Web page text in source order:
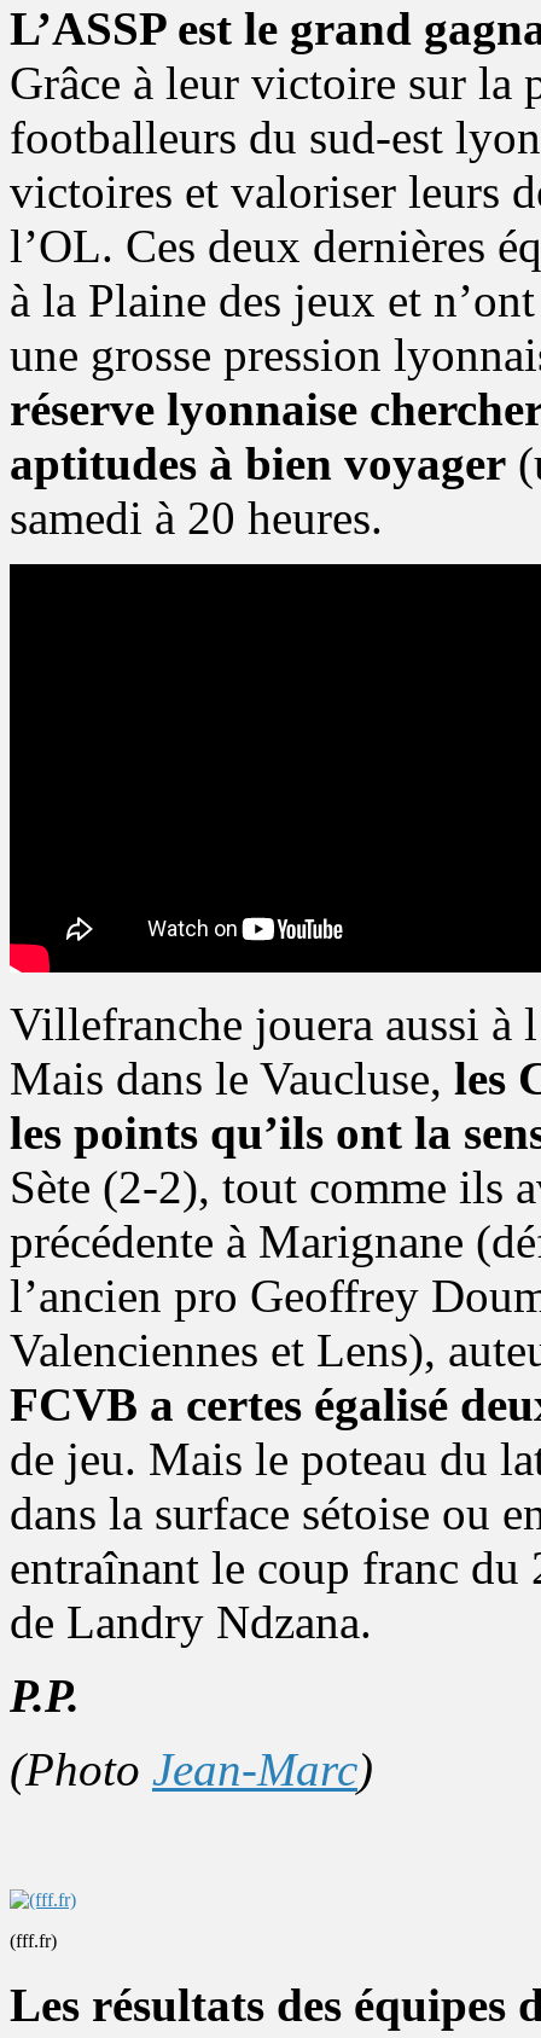
L’ASSP est le grand
Grâce à leur victoire sur la
footballeurs du sud-est
victoires et valoriser leurs
l’OL. Ces deux dernières
à la Plaine des jeux et
une grosse pression
réserve lyonnaise
aptitudes à bien voyager
samedi à 20 heures.
Villefranche jouera aussi à
Mais dans le Vaucluse, les
les points qu’ils ont la
Sète (2-2), tout comme ils
précédente à Marignane
l’ancien pro Geoffrey
Valenciennes et Lens),
FCVB a certes égalisé
de jeu. Mais le poteau du
dans la surface sétoise ou
entraînant le coup franc
de Landry Ndzana.
P.P.
(Photo Jean-Marc)
(fff.fr)
Les résultats des équipes